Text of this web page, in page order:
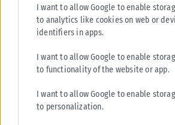
I want to allow Google to enable
to analytics like cookies on web or
identifiers in apps.
I want to allow Google to enable
to functionality of the website or app.
I want to allow Google to enable
to personalization.